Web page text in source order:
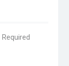
Required